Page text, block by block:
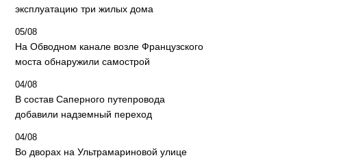
эксплуатацию три жилых дома
05/08
На Обводном канале возле Французского
моста обнаружили самострой
04/08
В состав Саперного путепровода
добавили надземный переход
04/08
Во дворах на Ультрамариновой улице